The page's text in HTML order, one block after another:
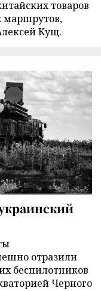
товаров
маршрутов,
Кущ.
отразили
беспилотников
Черного